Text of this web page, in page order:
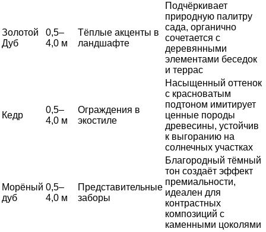
Золотой
Дуб
0,5–
4,0 м
Тёплые акценты в
ландшафте
Подчёркивает
природную палитру
сада, органично
сочетается с
деревянными
элементами беседок
и террас
Кедр
0,5–
4,0 м
Ограждения в
экостиле
Насыщенный оттенок
с красноватым
подтоном имитирует
ценные породы
древесины, устойчив
к выгоранию на
солнечных участках
Морёный
дуб
0,5–
4,0 м
Представительные
заборы
Благородный тёмный
тон создаёт эффект
премиальности,
идеален для
контрастных
композиций с
каменными цоколями